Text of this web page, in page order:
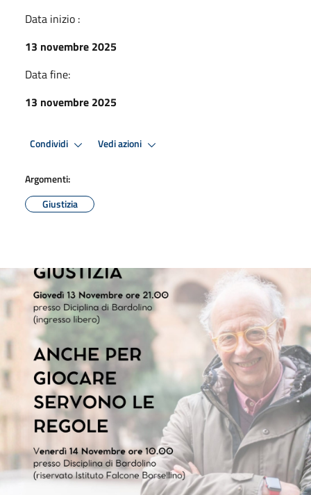
Data inizio :
13 novembre 2025
Data fine:
13 novembre 2025
Condividi Vedi azioni
Argomenti:
Giustizia